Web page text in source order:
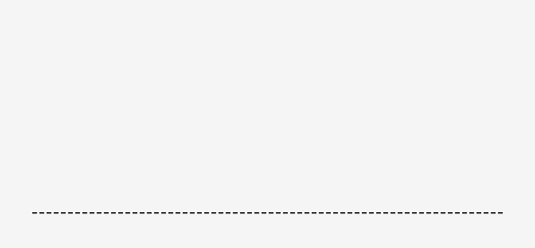
------------------------------------------------------------------